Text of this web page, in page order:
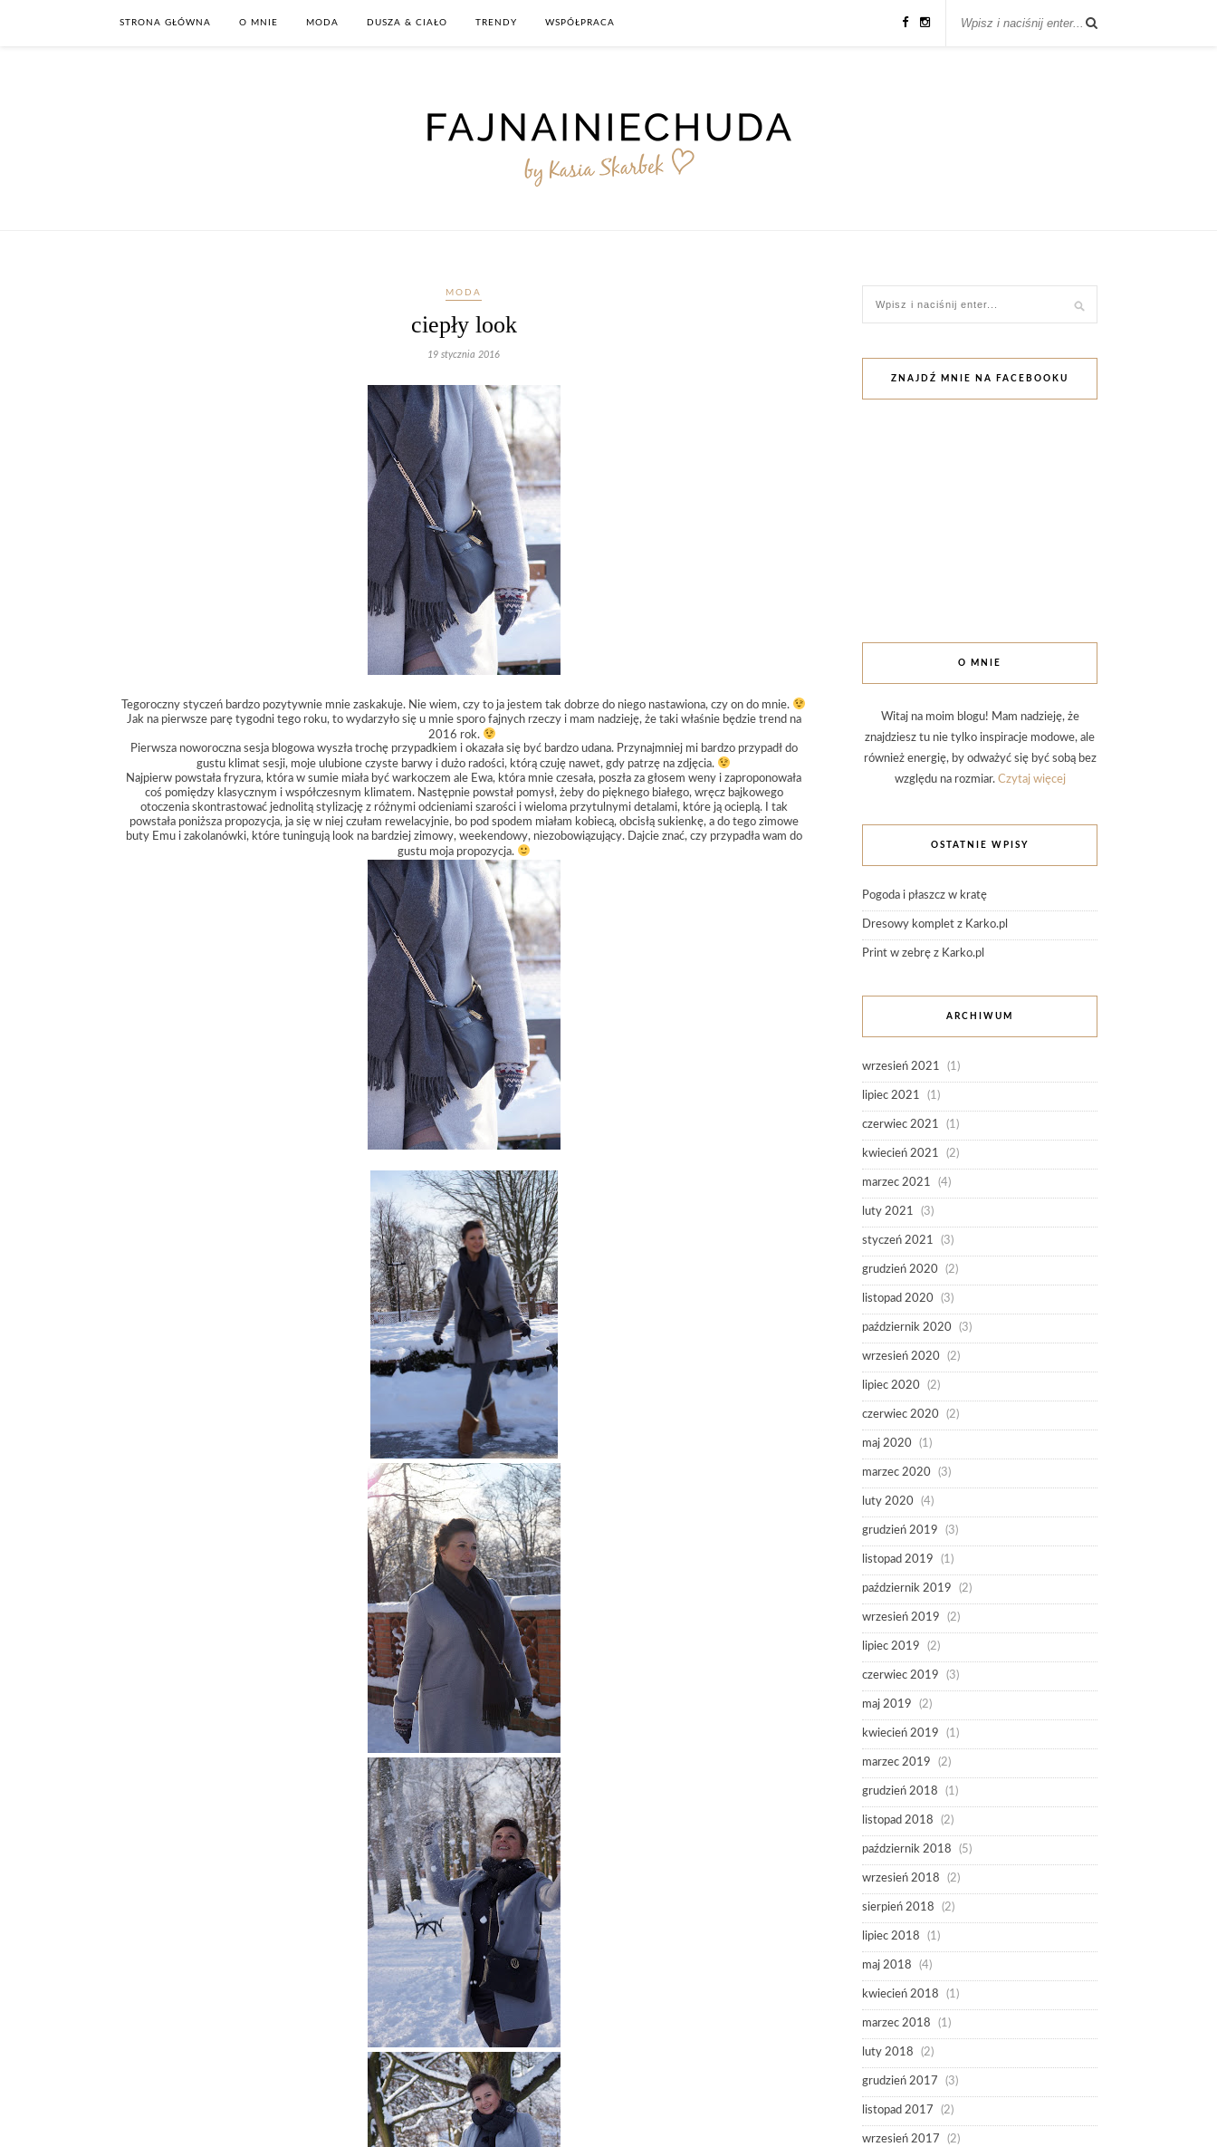
STRONA GŁÓWNA O MNIE MODA DUSZA & CIAŁO TRENDY WSPÓŁPRACA
MODA
ciepły look
19 stycznia 2016
Tegoroczny styczeń bardzo pozytywnie mnie zaskakuje. Nie wiem, czy to ja jestem tak dobrze do niego nastawiona, czy on do mnie.
Jak na pierwsze parę tygodni tego roku, to wydarzyło się u mnie sporo fajnych rzeczy i mam nadzieję, że taki właśnie będzie trend na
2016 rok.
Pierwsza noworoczna sesja blogowa wyszła trochę przypadkiem i okazała się być bardzo udana. Przynajmniej mi bardzo przypadł do
gustu klimat sesji, moje ulubione czyste barwy i dużo radości, którą czuję nawet, gdy patrzę na zdjęcia.
Najpierw powstała fryzura, która w sumie miała być warkoczem ale Ewa, która mnie czesała, poszła za głosem weny i zaproponowała
coś pomiędzy klasycznym i współczesnym klimatem. Następnie powstał pomysł, żeby do pięknego białego, wręcz bajkowego
otoczenia skontrastować jednolitą stylizację z różnymi odcieniami szarości i wieloma przytulnymi detalami, które ją ocieplą. I tak
powstała poniższa propozycja, ja się w niej czułam rewelacyjnie, bo pod spodem miałam kobiecą, obcisłą sukienkę, a do tego zimowe
buty Emu i zakolanówki, które tuningują look na bardziej zimowy, weekendowy, niezobowiązujący. Dajcie znać, czy przypadła wam do
gustu moja propozycja.
ZNAJDŹ MNIE NA FACEBOOKU
O MNIE
Witaj na moim blogu! Mam nadzieję, że
znajdziesz tu nie tylko inspiracje modowe, ale
również energię, by odważyć się być sobą bez
względu na rozmiar. Czytaj więcej
OSTATNIE WPISY
Pogoda i płaszcz w kratę
Dresowy komplet z Karko.pl
Print w zebrę z Karko.pl
ARCHIWUM
wrzesień 2021 (1)
lipiec 2021 (1)
czerwiec 2021 (1)
kwiecień 2021 (2)
marzec 2021 (4)
luty 2021 (3)
styczeń 2021 (3)
grudzień 2020 (2)
listopad 2020 (3)
październik 2020 (3)
wrzesień 2020 (2)
lipiec 2020 (2)
czerwiec 2020 (2)
maj 2020 (1)
marzec 2020 (3)
luty 2020 (4)
grudzień 2019 (3)
listopad 2019 (1)
październik 2019 (2)
wrzesień 2019 (2)
lipiec 2019 (2)
czerwiec 2019 (3)
maj 2019 (2)
kwiecień 2019 (1)
marzec 2019 (2)
grudzień 2018 (1)
listopad 2018 (2)
październik 2018 (5)
wrzesień 2018 (2)
sierpień 2018 (2)
lipiec 2018 (1)
maj 2018 (4)
kwiecień 2018 (1)
marzec 2018 (1)
luty 2018 (2)
grudzień 2017 (3)
listopad 2017 (2)
wrzesień 2017 (2)